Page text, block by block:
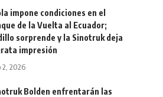
impone condiciones en el
de la Vuelta al Ecuador;
sorprende y la Sinotruk deja
impresión
2, 2026
Bolden enfrentarán las